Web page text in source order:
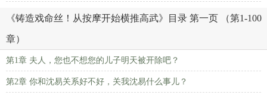
《铸造戏命丝！从按摩开始横推高武》目录 第一页 （第1-100
章）
第1章 夫人，您也不想您的儿子明天被开除吧？
第2章 你和沈易关系好不好，关我沈易什么事儿？